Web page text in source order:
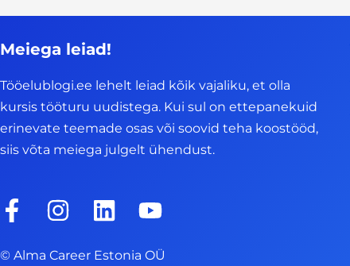
Meiega leiad!
Tööelublogi.ee lehelt leiad kõik vajaliku, et olla
kursis tööturu uudistega. Kui sul on ettepanekuid
erinevate teemade osas või soovid teha koostööd,
siis võta meiega julgelt ühendust.
F
c
I
s
L
n
Y
u
© Alma Career Estonia OÜ